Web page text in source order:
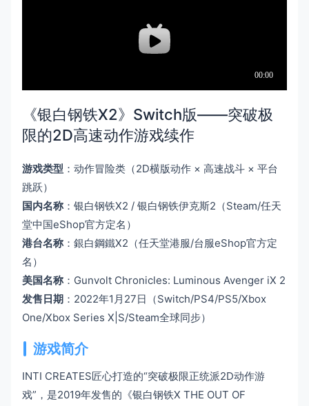
《银白钢铁X2》Switch版——突破极
限的2D高速动作游戏续作
游戏类型 ：动作冒险类（2D横版动作 × 高速战斗 × 平台
跳跃）
国内名称：银白钢铁X2 / 银白钢铁伊克斯2（Steam/任天
堂中国eShop官方定名）
港台名称：銀白鋼鐵X2（任天堂港服/台服eShop官方定
名）
美国名称：Gunvolt Chronicles: Luminous Avenger iX 2
发售日期 ：2022年1月27日（Switch/PS4/PS5/Xbox
One/Xbox Series X|S/Steam全球同步）
游戏简介
INTI CREATES匠心打造的“突破极限正统派2D动作游
戏”，是2019年发售的《银白钢铁X THE OUT OF